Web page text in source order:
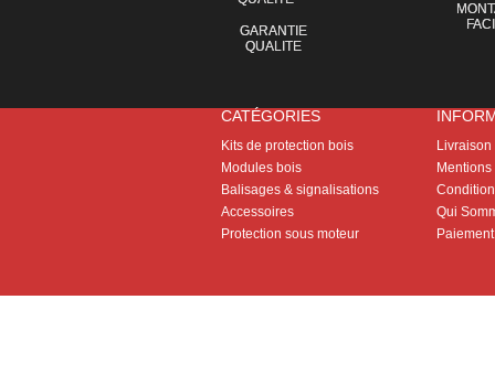
GARANTIE
QUALITE
CATÉGORIES
Kits de protection bois
Modules bois
Balisages & signalisations
Accessoires
Protection sous moteur
Livraison
Qui